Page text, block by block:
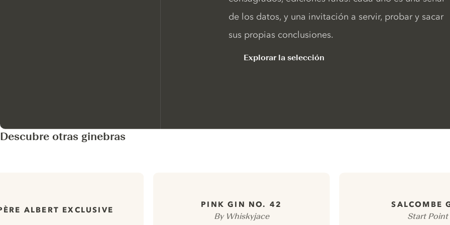
de los datos, y una invitación a servir, probar y sacar
sus propias conclusiones.
Explorar la selección
Descubre otras ginebras
ALBERT EXCLUSIVE
PINK GIN NO. 42
By Whiskyjace
SALCOMBE
Start Point